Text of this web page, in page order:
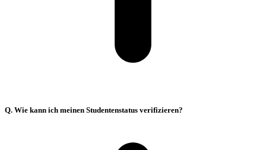
Q. Wie kann ich meinen Studentenstatus verifizieren?